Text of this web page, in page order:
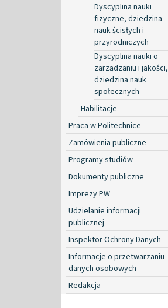
Dyscyplina nauki
fizyczne, dziedzina
nauk ścisłych i
przyrodniczych
Dyscyplina nauki o
zarządzaniu i jakości,
dziedzina nauk
społecznych
Habilitacje
Praca w Politechnice
Zamówienia publiczne
Programy studiów
Dokumenty publiczne
Imprezy PW
Udzielanie informacji
publicznej
Inspektor Ochrony Danych
Informacje o przetwarzaniu
danych osobowych
Redakcja